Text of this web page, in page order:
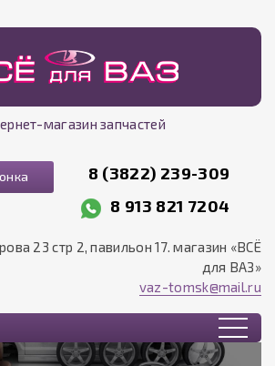
магазин запчастей
8 (3822) 239-309
8 913 821 7204
23 стр 2, павильон 17. магазин «ВСЁ
для ВАЗ»
vaz-tomsk@mail.ru